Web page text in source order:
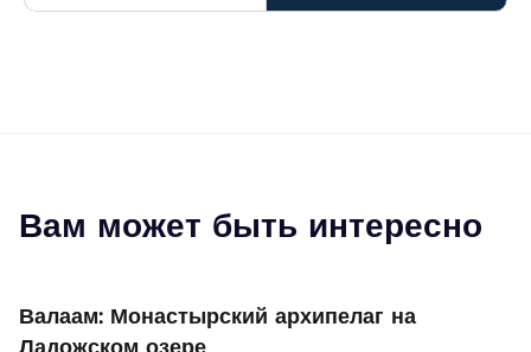
Вам может быть интересно
Валаам: Монастырский архипелаг на
Ладожском озере